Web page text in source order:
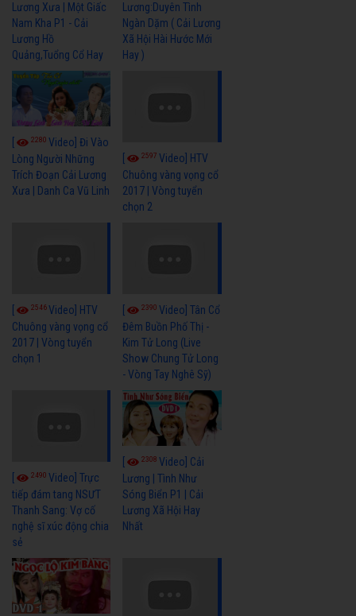
Lương Xưa | Một Giấc
Nam Kha P1 - Cải
Lương Hồ
Quảng,Tuổng Cổ Hay
Lương:Duyên Tình
Ngàn Dặm ( Cải Lương
Xã Hội Hài Hước Mới
Hay )
2280 Video] Đi Vào
Lòng Người Những
Trích Đoạn Cải Lương
Xưa | Danh Ca Vũ Linh
2597Video] HTV
Chuông vàng vọng cổ
2017 | Vòng tuyển
chọn 2
2546Video] HTV
Chuông vàng vọng cổ
2017 | Vòng tuyển
chọn 1
2390Video] Tân Cổ
Đêm Buồn Phố Thị -
Kim Tử Long (Live
Show Chung Tử Long
- Vòng Tay Nghê Sỹ)
2490 Video] Trực
tiếp đám tang NSƯT
Thanh Sang: Vợ cố
nghệ sĩ xúc động chia
sẻ
2308Video] Cải
Lương | Tình Như
Sóng Biển P1 | Cải
Lương Xã Hội Hay
Nhất